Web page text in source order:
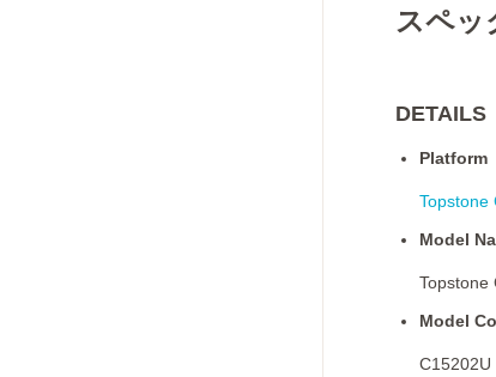
スペッ
DETAILS
Platform
Topstone
Model
Topstone
Model
C15202U